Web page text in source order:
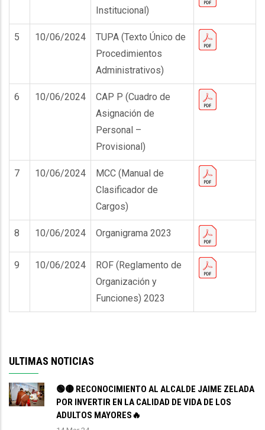
Institucional)
5 10/06/2024
TUPA (Texto Único de
Procedimientos
Administrativos)
6 10/06/2024
CAP P (Cuadro de
Asignación de
Personal –
Provisional)
7 10/06/2024
MCC (Manual de
Clasificador de
Cargos)
8 10/06/2024 Organigrama 2023
9 10/06/2024
ROF (Reglamento de
Organización y
Funciones) 2023
ULTIMAS NOTICIAS
🟢🟡 RECONOCIMIENTO AL ALCALDE JAIME ZELADA
POR INVERTIR EN LA CALIDAD DE VIDA DE LOS
ADULTOS MAYORES🔥